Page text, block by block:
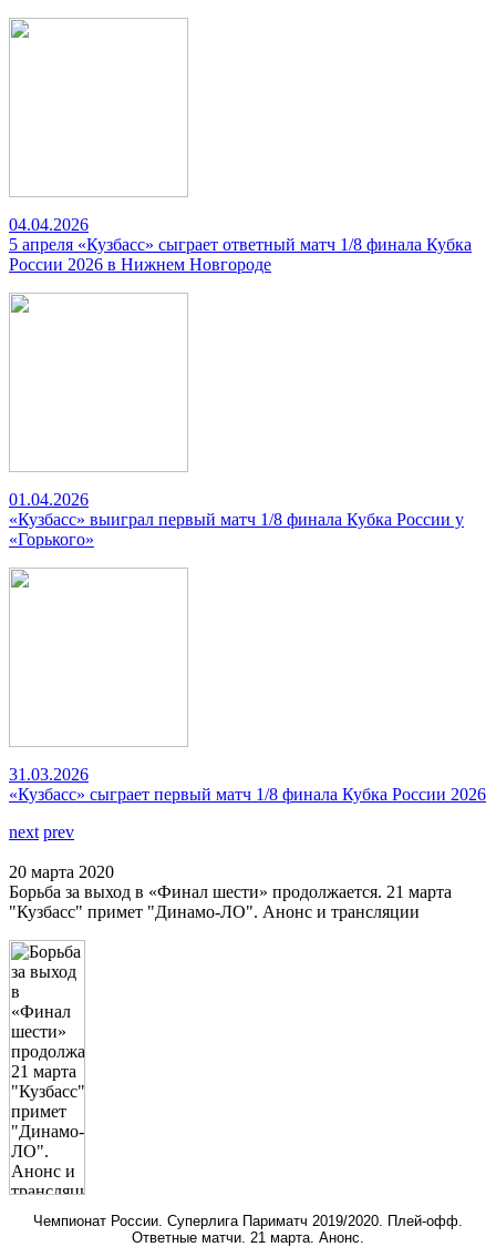
04.04.2026
5 апреля «Кузбасс» сыграет ответный матч 1/8 финала Кубка
России 2026 в Нижнем Новгороде
01.04.2026
«Кузбасс» выиграл первый матч 1/8 финала Кубка России у
«Горького»
31.03.2026
«Кузбасс» сыграет первый матч 1/8 финала Кубка России 2026
next prev
20 марта 2020
Борьба за выход в «Финал шести» продолжается. 21 марта
"Кузбасс" примет "Динамо-ЛО". Анонс и трансляции
Чемпионат России. Суперлига Париматч 2019/2020. Плей-офф.
Ответные матчи. 21 марта. Анонс.